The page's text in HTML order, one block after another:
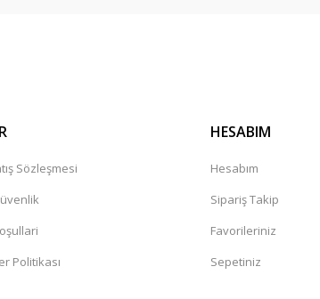
Sözleşmesi
Politikası
HESABIM
Hesabım
Sipariş Takip
Favorileriniz
Sepetiniz